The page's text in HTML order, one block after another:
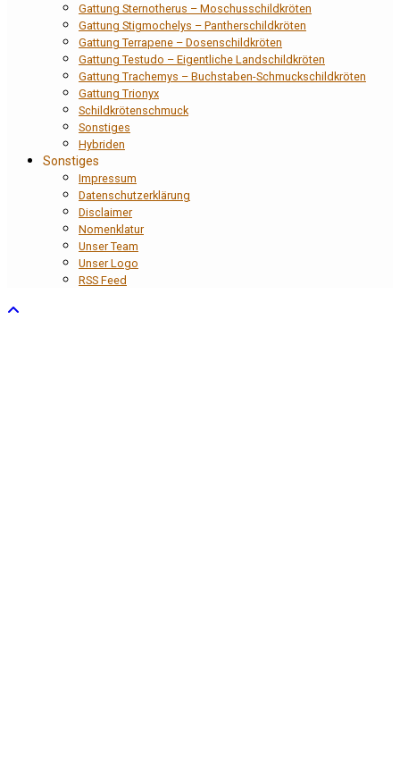
Gattung Sternotherus – Moschusschildkröten
Gattung Stigmochelys – Pantherschildkröten
Gattung Terrapene – Dosenschildkröten
Gattung Testudo – Eigentliche Landschildkröten
Gattung Trachemys – Buchstaben-Schmuckschildkröten
Gattung Trionyx
Schildkrötenschmuck
Sonstiges
Hybriden
Sonstiges
Impressum
Datenschutzerklärung
Disclaimer
Nomenklatur
Unser Team
Unser Logo
RSS Feed